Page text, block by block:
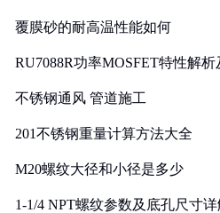
覆膜砂的耐高温性能如何
RU7088R功率MOSFET特性解
不锈钢通风 管道施工
201不锈钢重量计算方法大全
M20螺纹大径和小径是多少
1-1/4 NPT螺纹参数及底孔尺寸